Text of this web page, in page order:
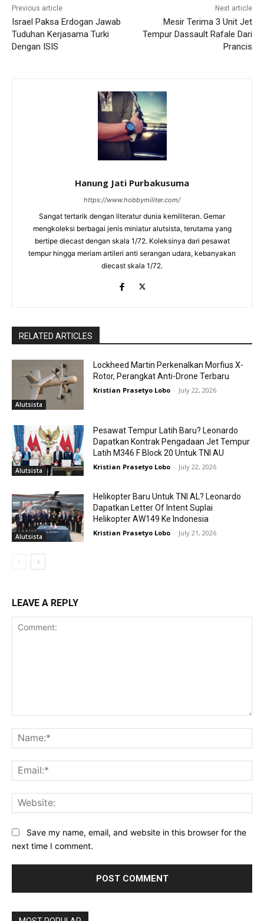
Previous article
Israel Paksa Erdogan Jawab
Tuduhan Kerjasama Turki
Dengan ISIS
Next article
Mesir Terima 3 Unit Jet
Tempur Dassault Rafale Dari
Prancis
Hanung Jati Purbakusuma
https://www.hobbymiliter.com/
Sangat tertarik dengan literatur dunia kemiliteran. Gemar
mengkoleksi berbagai jenis miniatur alutsista, terutama yang
bertipe diecast dengan skala 1/72. Koleksinya dari pesawat
tempur hingga meriam artileri anti serangan udara, kebanyakan
diecast skala 1/72.
RELATED ARTICLES
Alutsista
Lockheed Martin Perkenalkan Morfius X-
Rotor, Perangkat Anti-Drone Terbaru
Kristian Prasetyo Lobo - July 22, 2026
Alutsista
Pesawat Tempur Latih Baru? Leonardo
Dapatkan Kontrak Pengadaan Jet Tempur
Latih M346 F Block 20 Untuk TNI AU
Kristian Prasetyo Lobo - July 22, 2026
Alutsista
Helikopter Baru Untuk TNI AL? Leonardo
Dapatkan Letter Of Intent Suplai
Helikopter AW149 Ke Indonesia
Kristian Prasetyo Lobo - July 21, 2026
LEAVE A REPLY
Save my name, email, and website in this browser for the
next time I comment.